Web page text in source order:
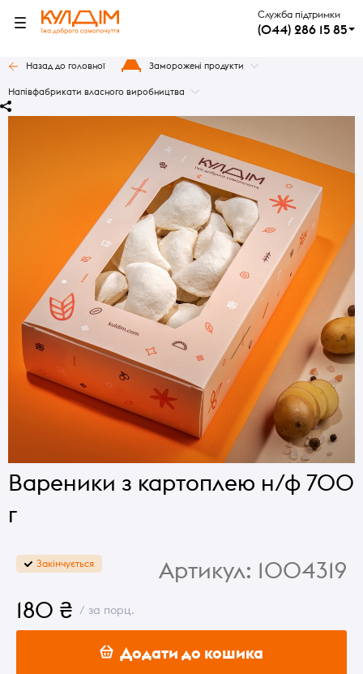
Служба підтримки
(044) 286 15 85
Назад до головної Заморожені продукти
Напівфабрикати власного виробництва
Вареники з картоплею н/ф 700
г
Закінчується Артикул: 1004319
180 ₴ / за порц.
Додати до кошика